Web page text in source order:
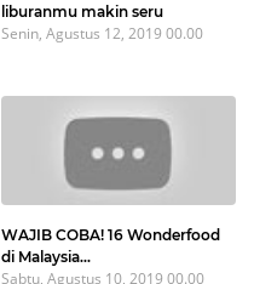
liburanmu makin seru
Senin, Agustus 12, 2019 00.00
WAJIB COBA! 16 Wonderfood
di Malaysia...
Sabtu, Agustus 10, 2019 00.00